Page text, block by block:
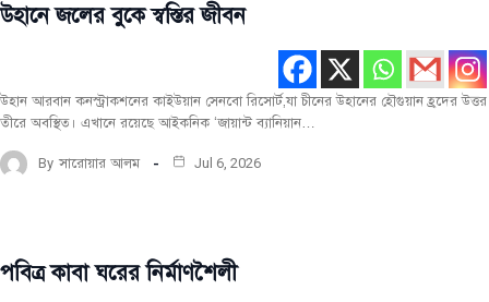
সবিশেষ
উহানে জলের বুকে স্বস্তির জীবন
উহান আরবান কনস্ট্রাকশনের কাইউয়ান সেনবো রিসোর্ট,যা চীনের উহানের হৌগুয়ান হ্রদের উত্তর
তীরে অবস্থিত। এখানে রয়েছে আইকনিক ‘জায়ান্ট ব্যানিয়ান…
By সারোয়ার আলম Jul 6, 2026
সবিশেষ
পবিত্র কাবা ঘরের নির্মাণশৈলী